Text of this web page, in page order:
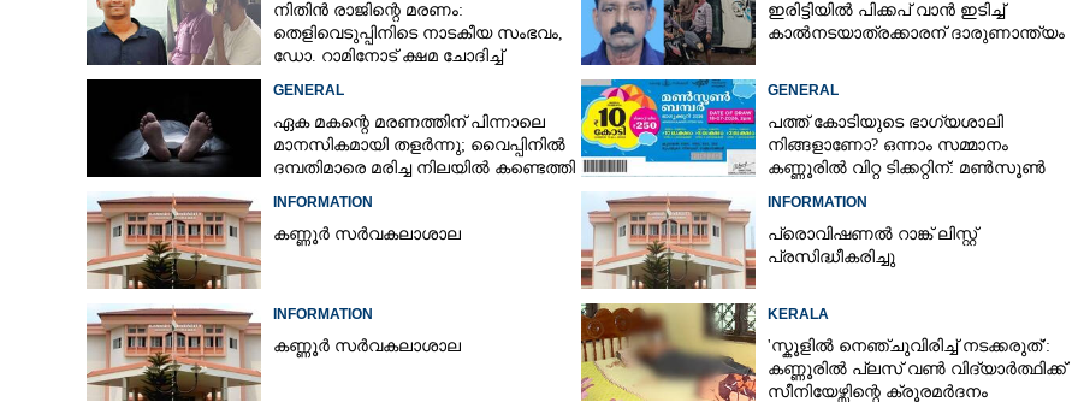
നിതിൻ രാജിന്റെ മരണം:
തെളിവെടുപ്പിനിടെ നാടകീയ സംഭവം,
ഡോ. റാമിനോട് ക്ഷമ ചോദിച്ച്
ഇരിട്ടിയിൽ പിക്കപ് വാൻ ഇടിച്ച്
കാൽനടയാത്രക്കാരന് ദാരുണാന്ത്യം
GENERAL
ഏക മകന്റെ മരണത്തിന് പിന്നാലെ
മാനസികമായി തളർന്നു; വൈപ്പിനിൽ
ദമ്പതിമാരെ മരിച്ച നിലയിൽ കണ്ടെത്തി
GENERAL
പത്ത് കോടിയുടെ ഭാഗ്യശാലി
നിങ്ങളാണോ? ഒന്നാം സമ്മാനം
കണ്ണൂരിൽ വിറ്റ ടിക്കറ്റിന്: മൺസൂൺ
INFORMATION
കണ്ണൂർ സർവകലാശാല
INFORMATION
പ്രൊവിഷണൽ റാങ്ക് ലിസ്റ്റ്
പ്രസിദ്ധീകരിച്ചു
INFORMATION
കണ്ണൂർ സർവകലാശാല
KERALA
'സ്കൂളിൽ നെഞ്ചുവിരിച്ച് നടക്കരുത്':
കണ്ണൂരിൽ പ്ലസ് വൺ വിദ്യാർത്ഥിക്ക്
സീനിയേഴ്സിന്റെ ക്രൂരമർദനം